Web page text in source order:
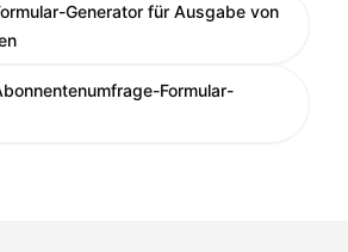
Generator für Ausgabe von
Formular-